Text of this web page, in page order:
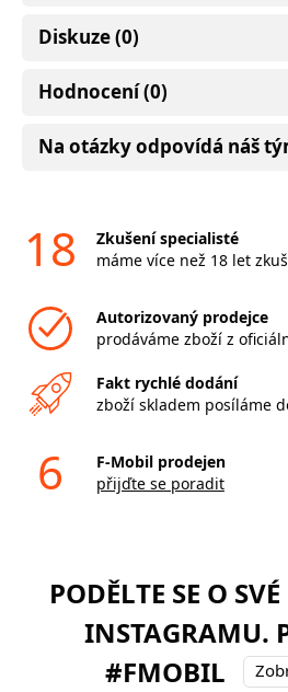
Diskuze (0)
Hodnocení (0)
Na otázky odpovídá náš
18
Zkušení specialisté
máme více než 18 let
Autorizovaný prodejce
prodáváme zboží z
Fakt rychlé dodání
zboží skladem posíláme
6
F-Mobil prodejen
přijďte se poradit
PODĚLTE SE O
INSTAGRAMU.
#FMOBIL